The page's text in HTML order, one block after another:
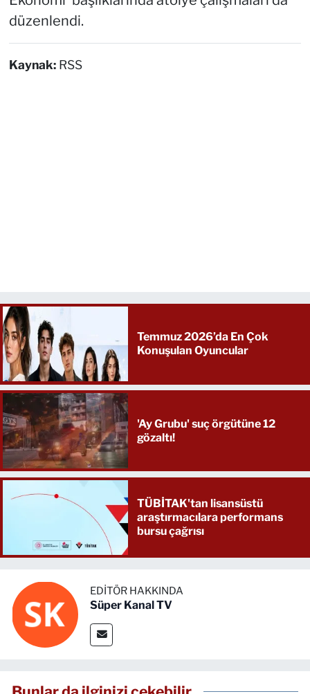
düzenlendi.
Kaynak: RSS
Temmuz 2026’da En Çok
Konuşulan Oyuncular
'Ay Grubu' suç örgütüne 12
gözaltı!
TÜBİTAK'tan lisansüstü
araştırmacılara performans
bursu çağrısı
EDITÖR HAKKINDA
Süper Kanal TV